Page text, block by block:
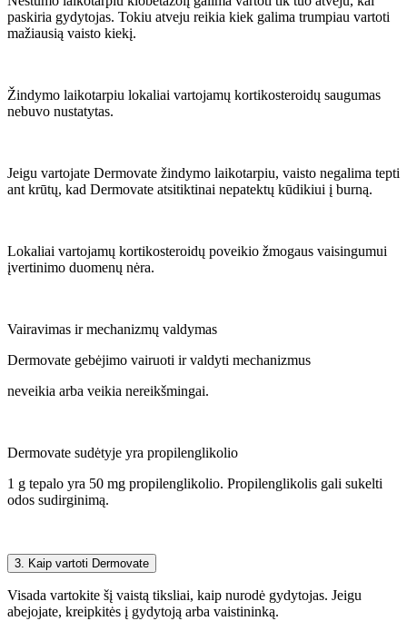
paskiria gydytojas. Tokiu atveju reikia kiek galima trumpiau vartoti
mažiausią vaisto kiekį.
Žindymo laikotarpiu lokaliai vartojamų kortikosteroidų saugumas
nebuvo nustatytas.
Jeigu vartojate Dermovate žindymo laikotarpiu, vaisto negalima tepti
ant krūtų, kad Dermovate atsitiktinai nepatektų kūdikiui į burną.
Lokaliai vartojamų kortikosteroidų poveikio žmogaus vaisingumui
įvertinimo duomenų nėra.
Vairavimas ir mechanizmų valdymas
Dermovate gebėjimo vairuoti ir valdyti mechanizmus
neveikia arba veikia nereikšmingai.
Dermovate sudėtyje yra propilenglikolio
1 g tepalo yra 50 mg propilenglikolio. Propilenglikolis gali sukelti
odos sudirginimą.
3. Kaip vartoti Dermovate
Visada vartokite šį vaistą tiksliai, kaip nurodė gydytojas. Jeigu
abejojate, kreipkitės į gydytoją arba vaistininką.